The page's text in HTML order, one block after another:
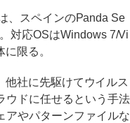
、スペインのPanda Se
対応OSはWindows 7/Vi
限る。
社に先駆けてウイルス
ウドに任せるという手法
アやパターンファイルな